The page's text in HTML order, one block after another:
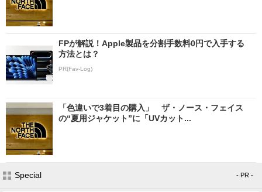
FPが解説！Apple製品を分割手数料0円で入手する
方法とは？
PR(Fav-Log)
「色違いで3着目の購入」 ザ・ノース・フェイス
の“夏用ジャケット”に「UVカット...
Special - PR -